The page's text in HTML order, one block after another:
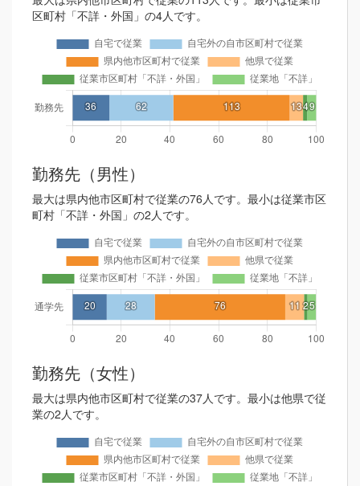
区町村「不詳・外国」の4人です。
勤務先（男性）
最大は県内他市区町村で従業の76人です。最小は従業市区
町村「不詳・外国」の2人です。
勤務先（女性）
最大は県内他市区町村で従業の37人です。最小は他県で従
業の2人です。